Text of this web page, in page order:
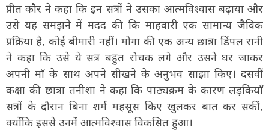
प्रीत कौर ने कहा कि इन सत्रों ने उसका आत्मविश्वास बढ़ाया और
उसे यह समझने में मदद की कि माहवारी एक सामान्य जैविक
प्रक्रिया है, कोई बीमारी नहीं। मोगा की एक अन्य छात्रा डिंपल रानी
ने कहा कि उसे ये सत्र बहुत रोचक लगे और उसने घर जाकर
अपनी माँ के साथ अपने सीखने के अनुभव साझा किए। दसवीं
कक्षा की छात्रा तनीशा ने कहा कि पाठ्यक्रम के कारण लड़कियाँ
सत्रों के दौरान बिना शर्म महसूस किए खुलकर बात कर सकीं,
क्योंकि इससे उनमें आत्मविश्वास विकसित हुआ।